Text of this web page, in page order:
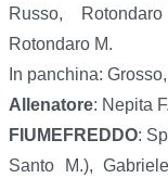
Russo,
Rotondaro M.
In panchina:
Allenatore: Nepita F.
FIUMEFREDDO:
Santo M.),